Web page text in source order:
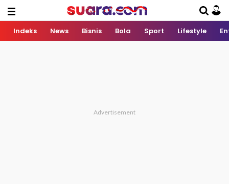
Indeks News Bisnis Bola Sport Lifestyle